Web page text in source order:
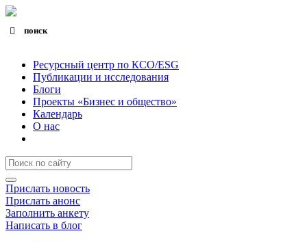
поиск
Ресурсный центр по КСО/ESG
Публикации и исследования
Блоги
Проекты «Бизнес и общество»
Календарь
О нас
Прислать новость
Прислать анонс
Заполнить анкету
Написать в блог